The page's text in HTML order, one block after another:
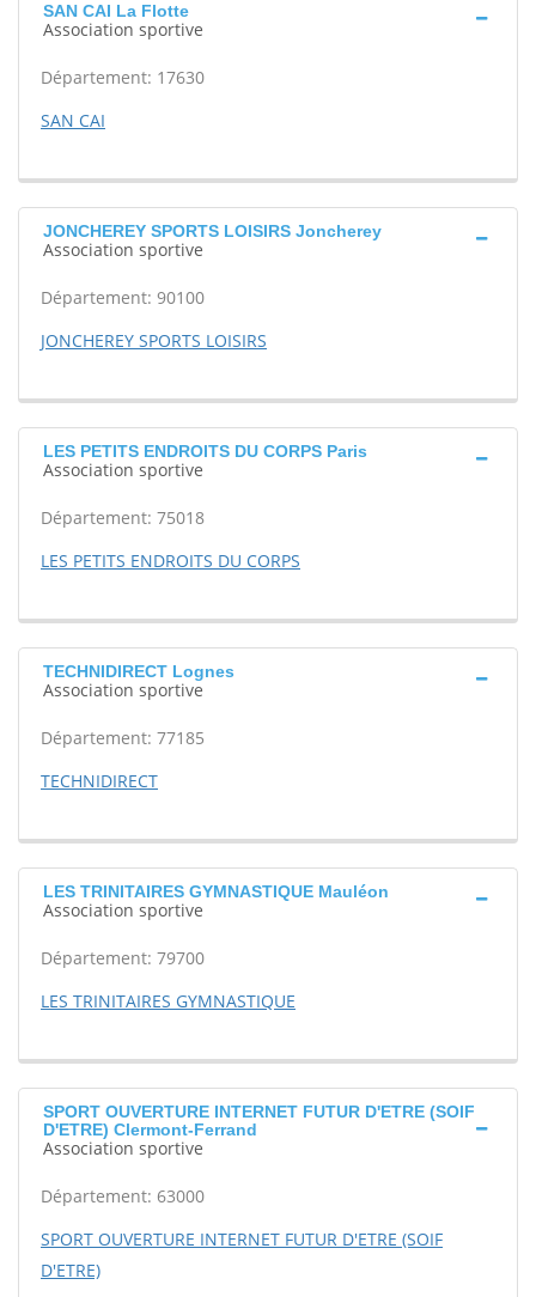
SAN CAI La Flotte
Association sportive
Département: 17630
SAN CAI
JONCHEREY SPORTS LOISIRS Joncherey
Association sportive
Département: 90100
JONCHEREY SPORTS LOISIRS
LES PETITS ENDROITS DU CORPS Paris
Association sportive
Département: 75018
LES PETITS ENDROITS DU CORPS
TECHNIDIRECT Lognes
Association sportive
Département: 77185
TECHNIDIRECT
LES TRINITAIRES GYMNASTIQUE Mauléon
Association sportive
Département: 79700
LES TRINITAIRES GYMNASTIQUE
SPORT OUVERTURE INTERNET FUTUR D'ETRE (SOIF
D'ETRE) Clermont-Ferrand
Association sportive
Département: 63000
SPORT OUVERTURE INTERNET FUTUR D'ETRE (SOIF
D'ETRE)